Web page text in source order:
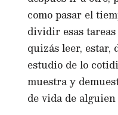
como pasar el
dividir esas
quizás leer,
estudio de lo
muestra y
de vida de